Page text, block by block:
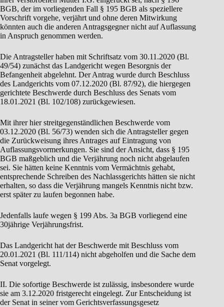
BGB, der im vorliegenden Fall § 195 BGB als speziellere
Vorschrift vorgehe, verjährt und ohne deren Mitwirkung
könnten auch die anderen Antragsgegner nicht auf Auflassung
in Anspruch genommen werden.
Die Antragsteller haben mit Schriftsatz vom 30.11.2020 (Bl.
49/54) zunächst das Landgericht wegen Besorgnis der
Befangenheit abgelehnt. Der Antrag wurde durch Beschluss
des Landgerichts vom 07.12.2020 (Bl. 87/92), die hiergegen
gerichtete Beschwerde durch Beschluss des Senats vom
18.01.2021 (Bl. 102/108) zurückgewiesen.
Mit ihrer hier streitgegenständlichen Beschwerde vom
03.12.2020 (Bl. 56/73) wenden sich die Antragsteller gegen
die Zurückweisung ihres Antrages auf Eintragung von
Auflassungsvormerkungen. Sie sind der Ansicht, dass § 195
BGB maßgeblich und die Verjährung noch nicht abgelaufen
sei. Sie hätten keine Kenntnis vom Vermächtnis gehabt,
entsprechende Schreiben des Nachlassgerichts hätten sie nicht
erhalten, so dass die Verjährung mangels Kenntnis nicht bzw.
erst später zu laufen begonnen habe.
Jedenfalls laufe wegen § 199 Abs. 3a BGB vorliegend eine
30jährige Verjährungsfrist.
Das Landgericht hat der Beschwerde mit Beschluss vom
20.01.2021 (Bl. 111/114) nicht abgeholfen und die Sache dem
Senat vorgelegt.
II. Die sofortige Beschwerde ist zulässig, insbesondere wurde
sie am 3.12.2020 fristgerecht eingelegt. Zur Entscheidung ist
der Senat in seiner vom Gerichtsverfassungsgesetz